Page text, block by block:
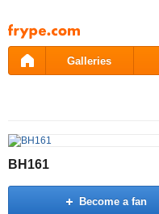
Pāriet
uz
saturu
Galleries
BH161
Become a fan